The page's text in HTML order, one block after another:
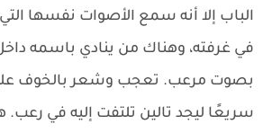
الباب إلا أنه سمع الأصوات نفسها
في غرفته، وهناك من ينادي باسمه
بصوت مرعب. تعجب وشعر بالخوف
سريعًا ليجد تالين تلتفت إليه في رعب.